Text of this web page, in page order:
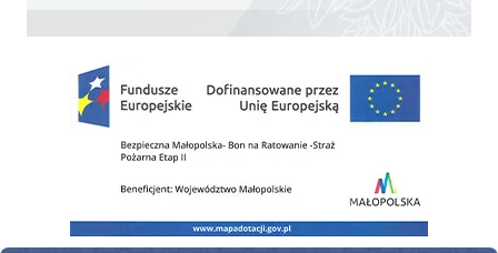
Zakup fabrycznie nowego, średniego samochodu ratowniczo-gaśniczego z